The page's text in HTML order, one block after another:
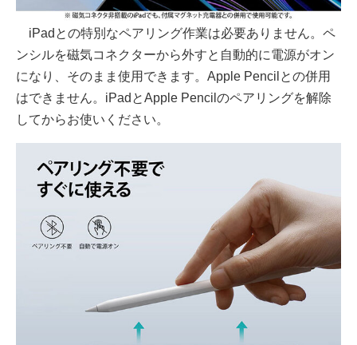
iPadとの特別なペアリング作業は必要ありません。ペ
ンシルを磁気コネクターから外すと自動的に電源がオン
になり、そのまま使用できます。Apple Pencilとの併用
はできません。iPadとApple Pencilのペアリングを解除
してからお使いください。